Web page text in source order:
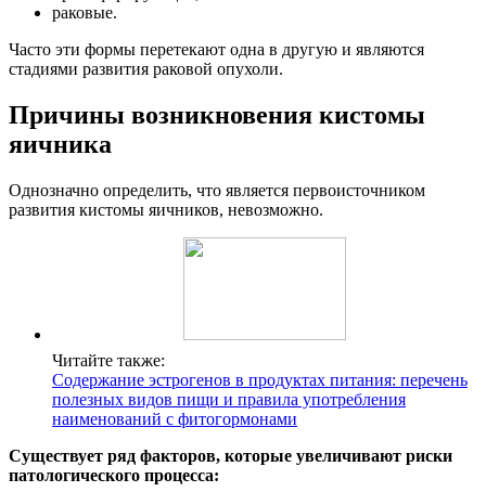
раковые.
Часто эти формы перетекают одна в другую и являются
стадиями развития раковой опухоли.
Причины возникновения кистомы
яичника
Однозначно определить, что является первоисточником
развития кистомы яичников, невозможно.
Читайте также:
Содержание эстрогенов в продуктах питания: перечень
полезных видов пищи и правила употребления
наименований с фитогормонами
Существует ряд факторов, которые увеличивают риски
патологического процесса: